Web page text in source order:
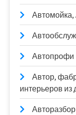
Автопрофи
Автор,
интерьеров из
Авторазбор